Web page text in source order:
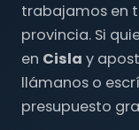
trabajamos en
provincia. Si
en Cisla y
llámanos o
presupuesto